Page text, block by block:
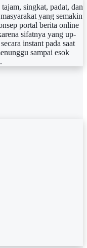
singkat, padat, dan
yang semakin
portal berita online
sifatnya yang up-
instant pada saat
sampai esok